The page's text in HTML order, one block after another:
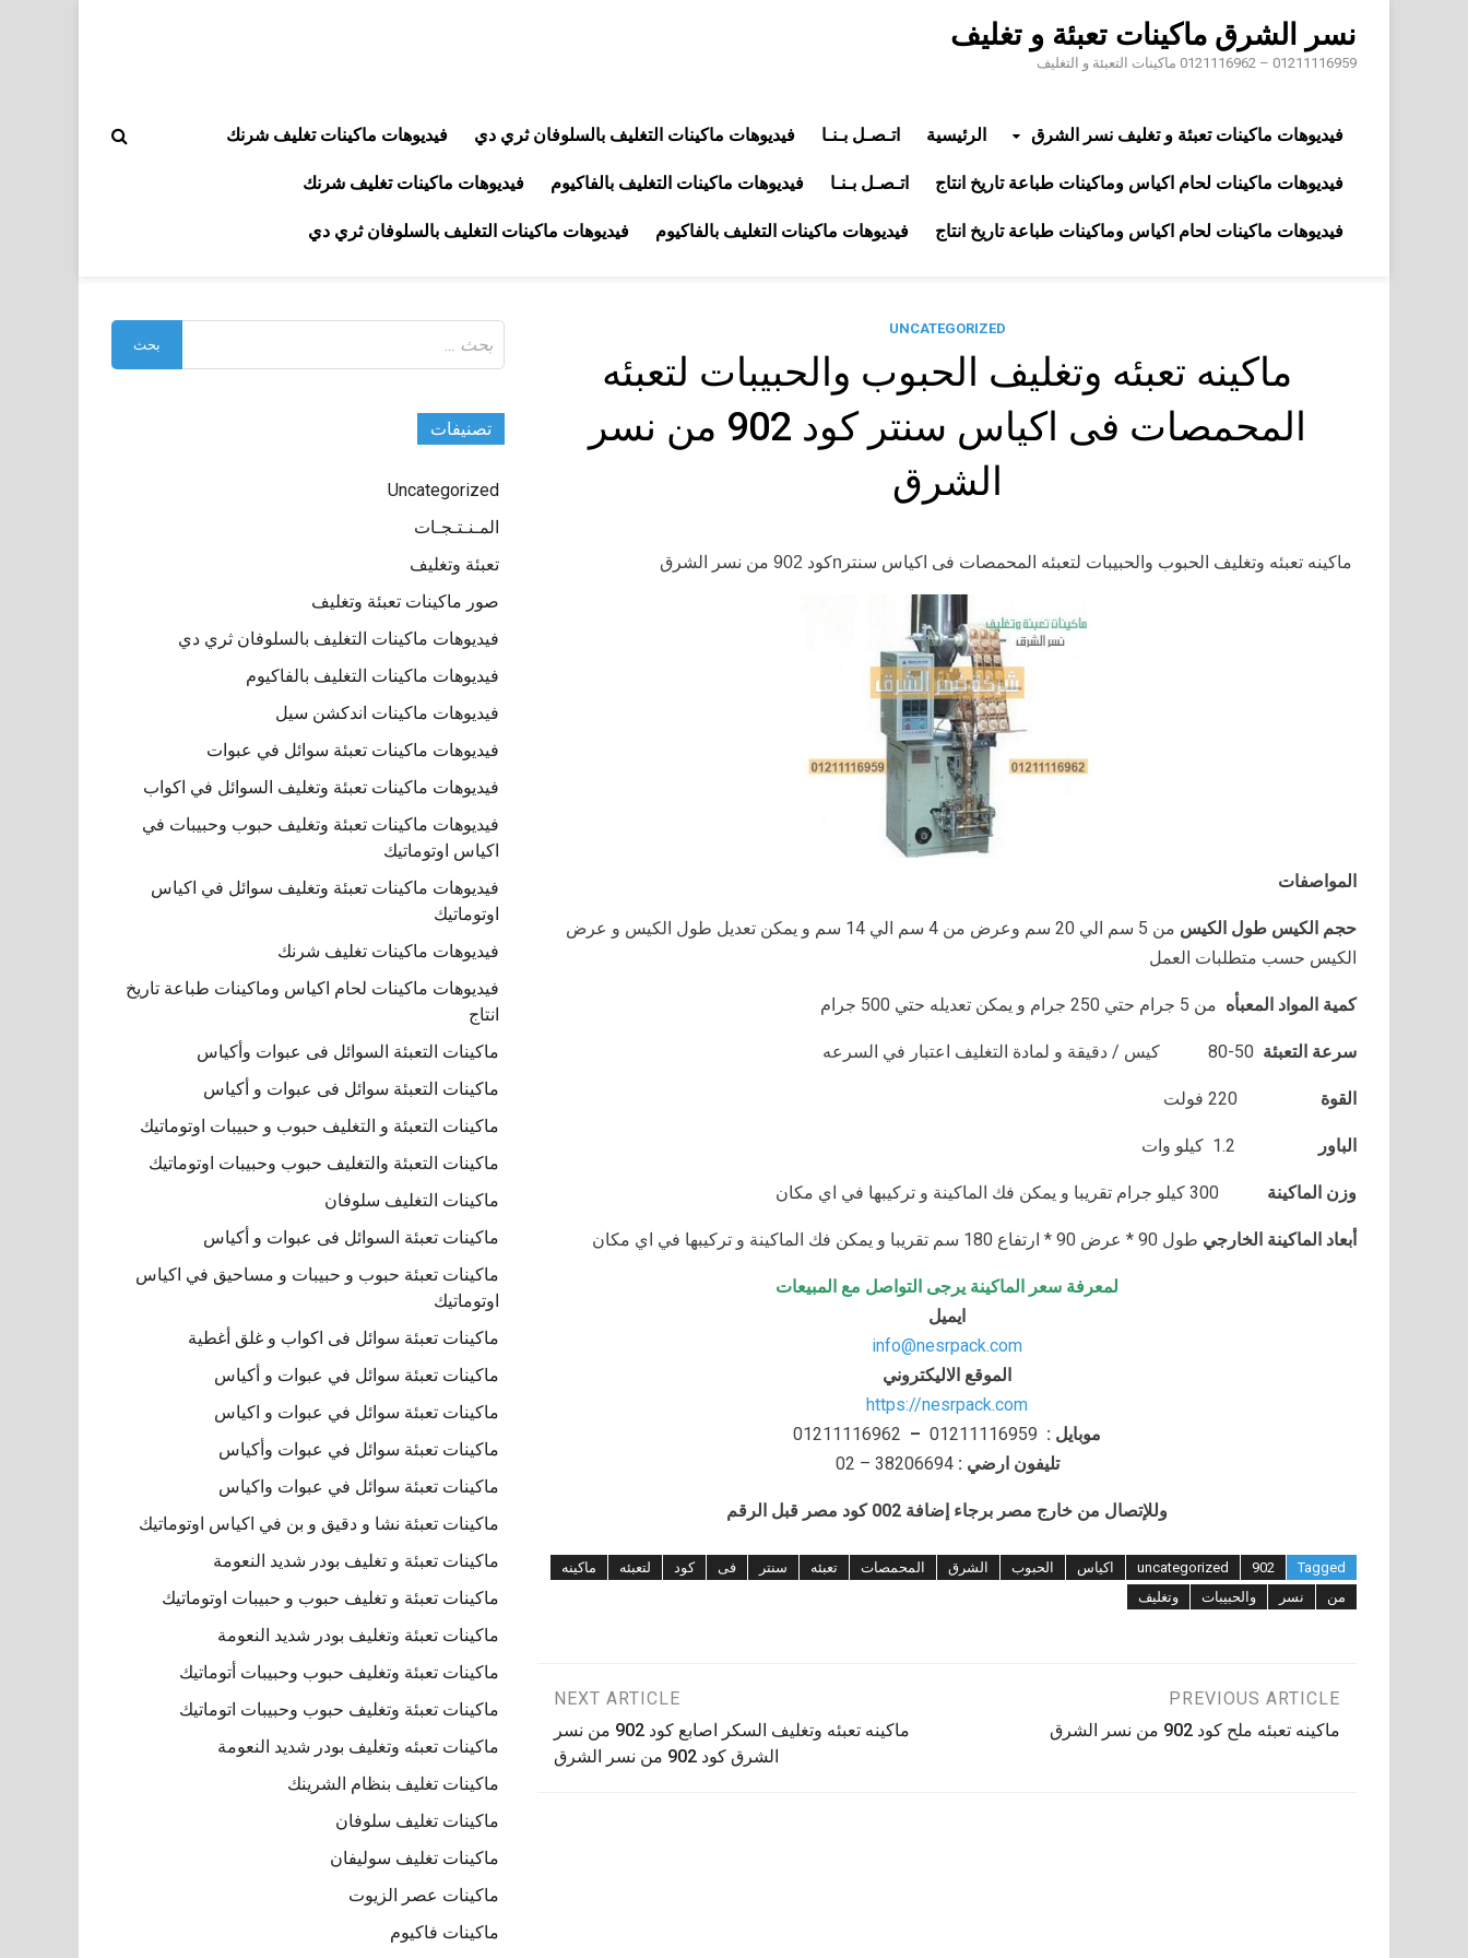
content
نسر الشرق ماكينات تعبئة و تغليف
01211116959 – 0121116962 ماكينات التعبئة و التغليف
فيديوهات ماكينات تعبئة و تغليف نسر الشرق الرئيسية اتـصـل بـنـا فيديوهات ماكينات التغليف بالسلوفان ثري دي فيديوهات ماكينات تغليف شرنك
فيديوهات ماكينات لحام اكياس وماكينات طباعة تاريخ انتاج اتـصـل بـنـا فيديوهات ماكينات التغليف بالفاكيوم فيديوهات ماكينات تغليف شرنك
فيديوهات ماكينات لحام اكياس وماكينات طباعة تاريخ انتاج فيديوهات ماكينات التغليف بالفاكيوم فيديوهات ماكينات التغليف بالسلوفان ثري دي
UNCATEGORIZED
ماكينه تعبئه وتغليف الحبوب والحبيبات لتعبئه
المحمصات فى اكياس سنتر كود 902 من نسر
الشرق
ماكينه تعبئه وتغليف الحبوب والحبيبات لتعبئه المحمصات فى اكياس سنترnكود 902 من نسر الشرق
المواصفات
حجم الكيس طول الكيس
من 5 سم الي 20 سم وعرض من 4 سم الي 14 سم و يمكن تعديل طول الكيس و عرض
الكيس حسب متطلبات العمل
كمية المواد المعبأه من 5 جرام حتي 250 جرام و يمكن تعديله حتي 500 جرام
سرعة التعبئة 80-50 كيس / دقيقة و لمادة التغليف اعتبار في السرعه
القوة
الباور
وزن الماكينة
أبعاد الماكينة الخارجي طول 90 * عرض 90 * ارتفاع 180 سم تقريبا و يمكن فك الماكينة و تركيبها في اي مكان
لمعرفة سعر الماكينة يرجى التواصل مع المبيعات
ايميل
info@nesrpack.com
الموقع الاليكتروني
https://nesrpack.com
موبايل :
01211116962 – 01211116959
تليفون ارضي :
– 38206694
02
وللإتصال من خارج مصر برجاء إضافة 002 كود مصر قبل الرقم
Tagged
902
uncategorized اكياس الحبوب الشرق المحمصات تعبئه سنتر فى كود لتعبئه
ماكينه
من
نسر والحبيبات وتغليف
تصفّح
PREVIOUS ARTICLE
ماكينه تعبئه ملح كود 902 من نسر الشرق
NEXT ARTICLE
ماكينه تعبئه وتغليف السكر اصابع كود 902 من نسر
الشرق كود 902 من نسر الشرق
عن:
تصنيفات
Uncategorized
المـنـتـجـات
تعبئة وتغليف
صور ماكينات تعبئة وتغليف
فيديوهات ماكينات التغليف بالسلوفان ثري دي
فيديوهات ماكينات التغليف بالفاكيوم
فيديوهات ماكينات اندكشن سيل
فيديوهات ماكينات تعبئة سوائل في عبوات
فيديوهات ماكينات تعبئة وتغليف السوائل في اكواب
فيديوهات ماكينات تعبئة وتغليف حبوب وحبيبات في
اكياس اوتوماتيك
فيديوهات ماكينات تعبئة وتغليف سوائل في اكياس
اوتوماتيك
فيديوهات ماكينات تغليف شرنك
فيديوهات ماكينات لحام اكياس وماكينات طباعة تاريخ
انتاج
ماكينات التعبئة السوائل فى عبوات وأكياس
ماكينات التعبئة سوائل فى عبوات و أكياس
ماكينات التعبئة و التغليف حبوب و حبيبات اوتوماتيك
ماكينات التعبئة والتغليف حبوب وحبيبات اوتوماتيك
ماكينات التغليف سلوفان
ماكينات تعبئة السوائل فى عبوات و أكياس
ماكينات تعبئة حبوب و حبيبات و مساحيق في اكياس
اوتوماتيك
ماكينات تعبئة سوائل فى اكواب و غلق أغطية
ماكينات تعبئة سوائل في عبوات و أكياس
ماكينات تعبئة سوائل في عبوات و اكياس
ماكينات تعبئة سوائل في عبوات وأكياس
ماكينات تعبئة سوائل في عبوات واكياس
ماكينات تعبئة نشا و دقيق و بن في اكياس اوتوماتيك
ماكينات تعبئة و تغليف بودر شديد النعومة
ماكينات تعبئة و تغليف حبوب و حبيبات اوتوماتيك
ماكينات تعبئة وتغليف بودر شديد النعومة
ماكينات تعبئة وتغليف حبوب وحبيبات أتوماتيك
ماكينات تعبئة وتغليف حبوب وحبيبات اتوماتيك
ماكينات تعبئه وتغليف بودر شديد النعومة
ماكينات تغليف بنظام الشرينك
ماكينات تغليف سلوفان
ماكينات تغليف سوليفان
ماكينات عصر الزيوت
ماكينات فاكيوم